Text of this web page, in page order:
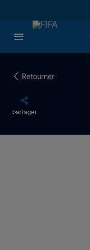
Retourner
partager